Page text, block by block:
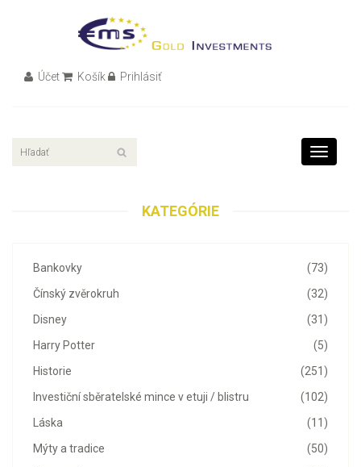
Účet Košík Prihlásiť
Toggle
KATEGÓRIE
(73)
Bankovky
(32)
Čínský zvěrokruh
(31)
Disney
(5)
Harry Potter
(251)
Historie
(102)
Investiční sběratelské mince v etuji / blistru
(11)
Láska
(50)
Mýty a tradice